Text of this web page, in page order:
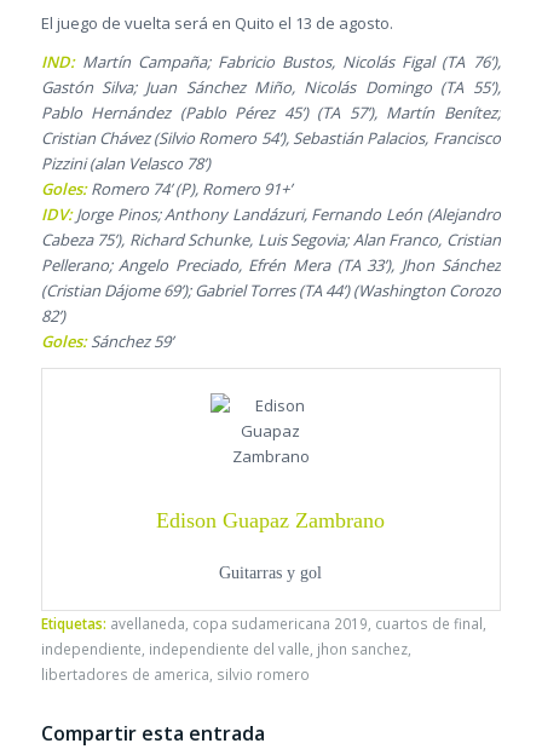
El juego de vuelta será en Quito el 13 de agosto.
IND:Martín Campaña; Fabricio Bustos, Nicolás Figal (TA 76’),
Gastón Silva; Juan Sánchez Miño, Nicolás Domingo (TA 55’),
Pablo Hernández (Pablo Pérez 45’) (TA 57’), Martín Benítez;
Cristian Chávez (Silvio Romero 54’), Sebastián Palacios, Francisco
Pizzini (alan Velasco 78’)
Goles:Romero 74’ (P), Romero 91+’
IDV:Jorge Pinos; Anthony Landázuri, Fernando León (Alejandro
Cabeza 75’), Richard Schunke, Luis Segovia; Alan Franco, Cristian
Pellerano; Angelo Preciado, Efrén Mera (TA 33’), Jhon Sánchez
(Cristian Dájome 69’); Gabriel Torres (TA 44’) (Washington Corozo
82’)
Goles:Sánchez 59’
Edison Guapaz Zambrano
Guitarras y gol
Etiquetas: avellaneda, copa sudamericana 2019, cuartos de final,
independiente, independiente del valle, jhon sanchez,
libertadores de america, silvio romero
Compartir esta entrada